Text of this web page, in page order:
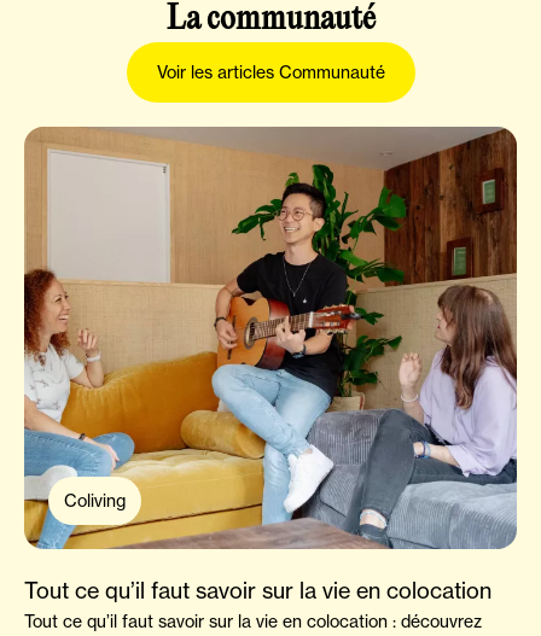
La communauté
Voir les articles Communauté
Coliving
Tout ce qu’il faut savoir sur la vie en colocation
Tout ce qu’il faut savoir sur la vie en colocation : découvrez